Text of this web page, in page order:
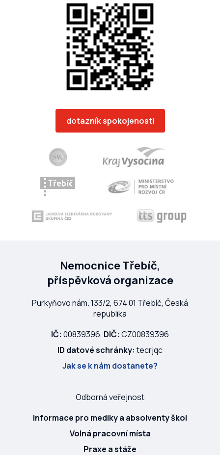
dotazník spokojenosti
Nemocnice Třebíč,
příspěvková organizace
Purkyňovo nám. 133/2, 674 01 Třebíč, Česká
republika
IČ: 00839396, DIČ: CZ00839396
ID datové schránky: tecrjqc
Jak se k nám dostanete?
Odborná veřejnost
Informace pro mediky a absolventy škol
Volná pracovní místa
Praxe a stáže